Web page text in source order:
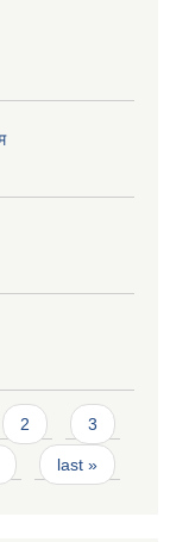
2 3
last »